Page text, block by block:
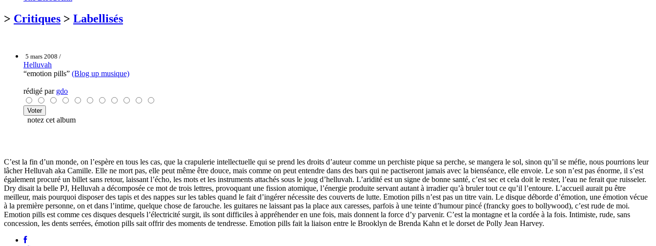
> Critiques > Labellisés
5 mars 2008 /
Helluvah
“emotion pills” (Blog up musique)
rédigé par gdo
notez cet album
C’est la fin d’un monde, on l’espère en tous les cas, que la crapulerie intellectuelle qui se prend les droits d’auteur comme un perchiste pique sa perche, se mangera le sol, sinon qu’il se méfie, nous pourrions leur
lâcher Helluvah aka Camille. Elle ne mort pas, elle peut même être douce, mais comme on peut entendre dans des bars qui ne pactiseront jamais avec la bienséance, elle envoie. Le son n’est pas énorme, il s’est
également procuré un billet sans retour, laissant l’écho, les mots et les instruments attachés sous le joug d’helluvah. L’aridité est un signe de bonne santé, c’est sec et cela doit le rester, l’eau ne ferait que ruisseler.
Dry disait la belle PJ, Helluvah a décomposée ce mot de trois lettres, provoquant une fission atomique, l’énergie produite servant autant à irradier qu’à bruler tout ce qu’il l’entoure. L’accueil aurait pu être
meilleur, mais pourquoi disposer des tapis et des nappes sur les tables quand le fait d’ingérer nécessite des couverts de lutte. Emotion pills n’est pas un titre vain. Le disque déborde d’émotion, une émotion vécue
à la première personne, on et dans l’intime, quelque chose de farouche. les guitares ne laissant pas la place aux caresses, parfois à une teinte d’humour pincé (francky goes to bollywood), c’est rude de moi.
Emotion pills est comme ces disques desquels l’électricité surgit, ils sont difficiles à appréhender en une fois, mais donnent la force d’y parvenir. C’est la montagne et la cordée à la fois. Intimiste, rude, sans
concession, les dents serrées, émotion pills sait offrir des moments de tendresse. Emotion pills fait la liaison entre le Brooklyn de Brenda Kahn et le dorset de Polly Jean Harvey.